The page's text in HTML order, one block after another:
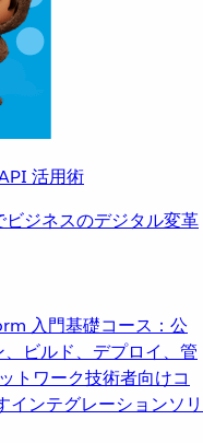
活用術
ジネスのデジタル変革
入門基礎コース：公
ビルド、デプロイ、管
トワーク技術者向けコ
インテグレーションソリ